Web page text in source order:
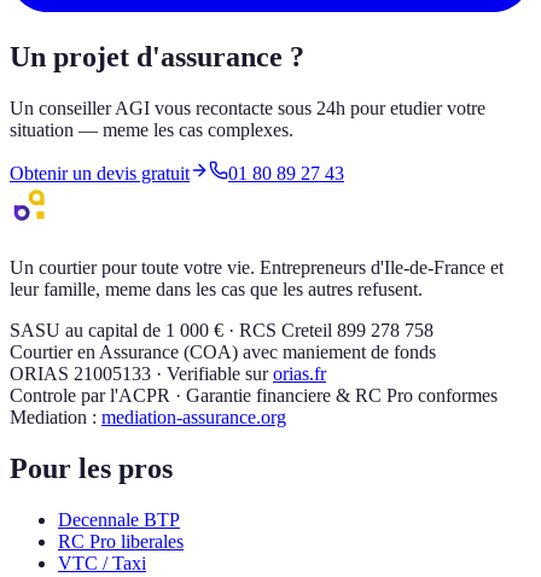
Un projet d'assurance ?
Un conseiller AGI vous recontacte sous 24h pour etudier votre
situation — meme les cas complexes.
Obtenir un devis gratuit 01 80 89 27 43
Un courtier pour toute votre vie. Entrepreneurs d'Ile-de-France et
leur famille, meme dans les cas que les autres refusent.
SASU au capital de 1 000 € · RCS Creteil 899 278 758
Courtier en Assurance (COA) avec maniement de fonds
ORIAS 21005133 · Verifiable sur orias.fr
Controle par l'ACPR · Garantie financiere & RC Pro conformes
Mediation : mediation-assurance.org
Pour les pros
Decennale BTP
RC Pro liberales
VTC / Taxi